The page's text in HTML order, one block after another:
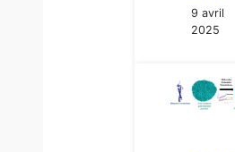
9 avril
2025